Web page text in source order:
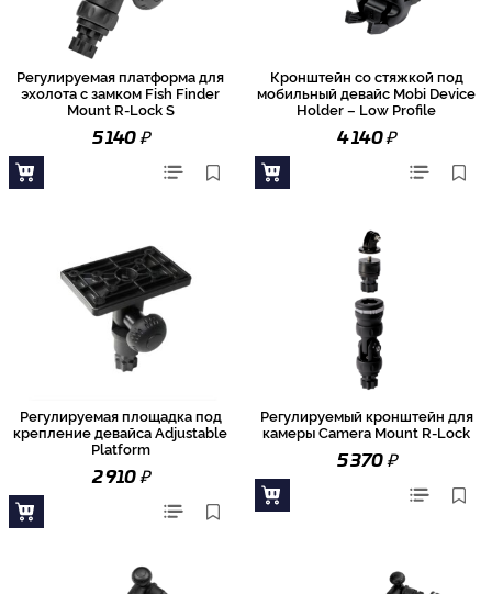
Регулируемая платформа для
эхолота с замком Fish Finder
Mount R-Lock S
5 140₽
Кронштейн со стяжкой под
мобильный девайс Mobi Device
Holder – Low Profile
4 140₽
Регулируемая площадка под
крепление девайса Adjustable
Platform
2 910₽
Регулируемый кронштейн для
камеры Camera Mount R-Lock
5 370₽